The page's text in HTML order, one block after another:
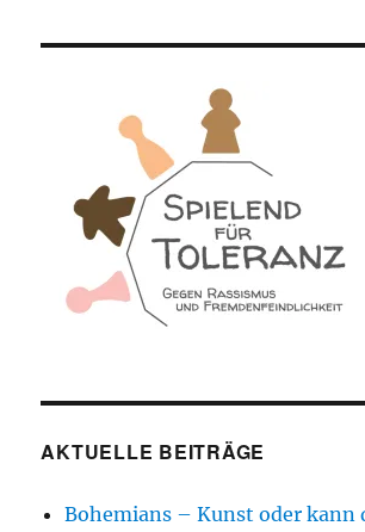
AKTUELLE BEITRÄGE
Bohemians – Kunst oder kann